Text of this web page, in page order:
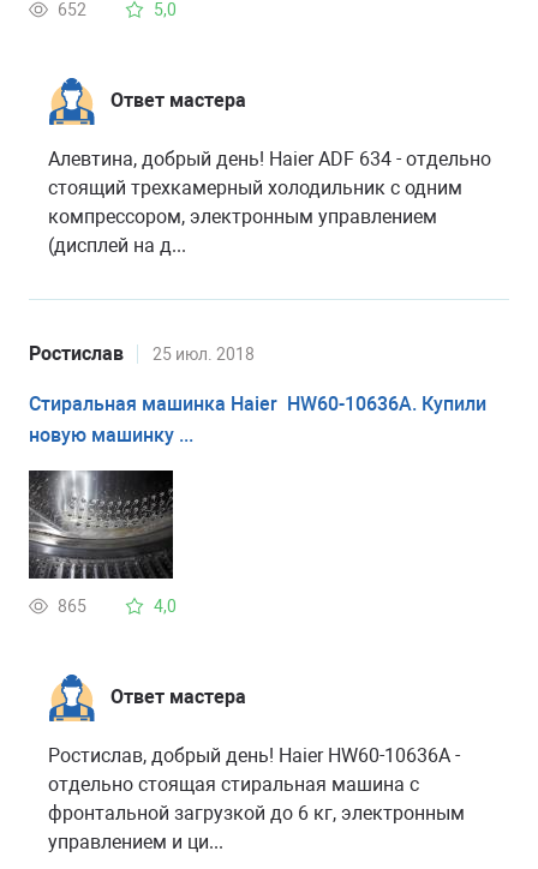
652 5,0
Ответ мастера
Алевтина, добрый день! Haier ADF 634 - отдельно
стоящий трехкамерный холодильник с одним
компрессором, электронным управлением
(дисплей на д...
Ростислав 25 июл. 2018
Стиральная машинка Haier HW60-10636A. Купили
новую машинку ...
865 4,0
Ответ мастера
Ростислав, добрый день! Haier HW60-10636A -
отдельно стоящая стиральная машина с
фронтальной загрузкой до 6 кг, электронным
управлением и ци...